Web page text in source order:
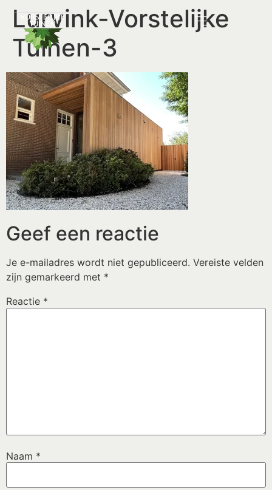
Lurvink-Vorstelijke
Tuinen-3
Geef een reactie
Je e-mailadres wordt niet gepubliceerd. Vereiste velden
zijn gemarkeerd met *
Reactie *
Naam *